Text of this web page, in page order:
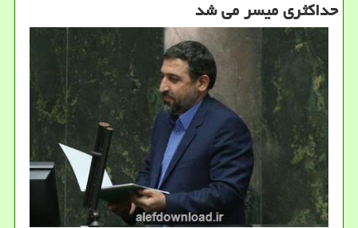
حداكثری میسر می شد